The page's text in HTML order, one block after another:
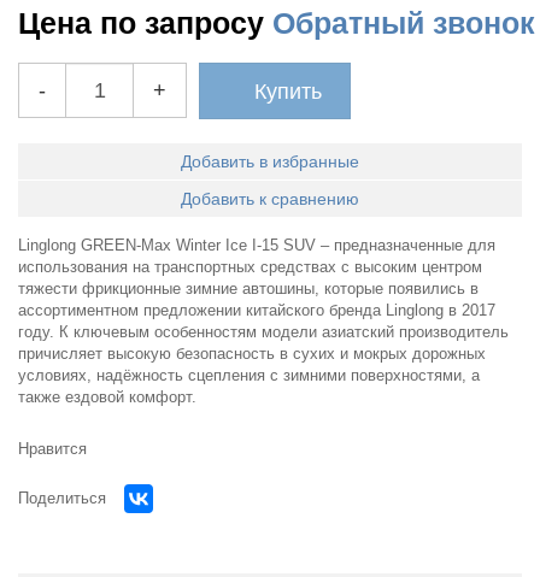
Цена по запросу Обратный звонок
- + Купить
Добавить в избранные
Добавить к сравнению
Linglong GREEN-Max Winter Ice I-15 SUV – предназначенные для
использования на транспортных средствах с высоким центром
тяжести фрикционные зимние автошины, которые появились в
ассортиментном предложении китайского бренда Linglong в 2017
году. К ключевым особенностям модели азиатский производитель
причисляет высокую безопасность в сухих и мокрых дорожных
условиях, надёжность сцепления с зимними поверхностями, а
также ездовой комфорт.
Нравится
Поделиться